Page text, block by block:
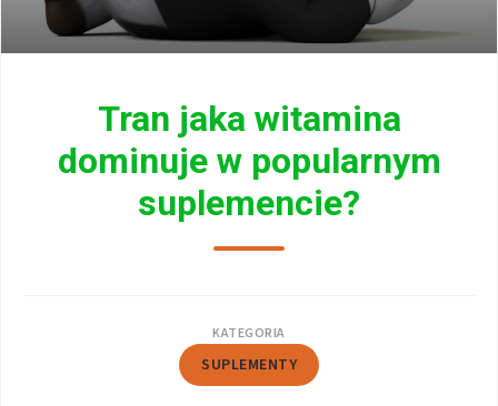
Tran jaka witamina
dominuje w popularnym
suplemencie?
KATEGORIA
SUPLEMENTY